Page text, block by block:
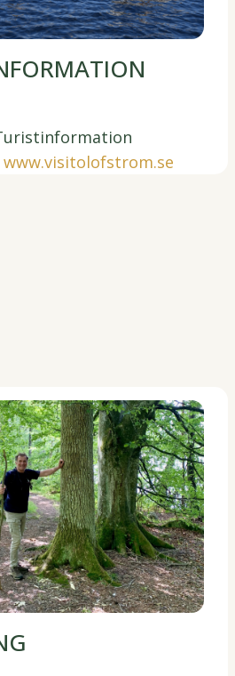
www.visitolofstrom.se